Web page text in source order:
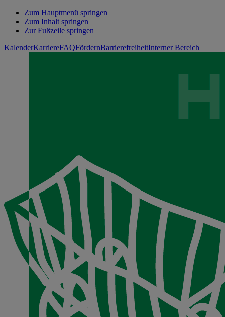
Zum Hauptmenü springen
Zum Inhalt springen
Zur Fußzeile springen
KalenderKarriereFAQFördernBarrierefreiheitInterner Bereich